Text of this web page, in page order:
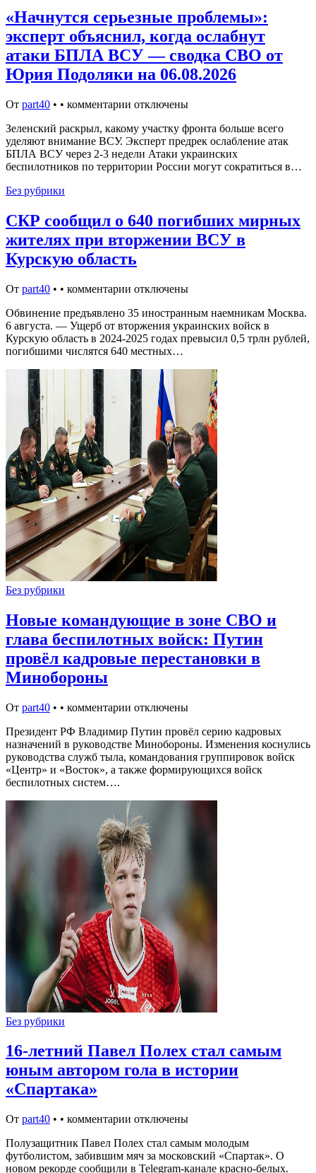
«Начнутся серьезные проблемы»:
эксперт объяснил, когда ослабнут
атаки БПЛА ВСУ — сводка СВО от
Юрия Подоляки на 06.08.2026
От part40 • • комментарии отключены
Зеленский раскрыл, какому участку фронта больше всего
уделяют внимание ВСУ. Эксперт предрек ослабление атак
БПЛА ВСУ через 2-3 недели Атаки украинских
беспилотников по территории России могут сократиться в…
Без рубрики
СКР сообщил о 640 погибших мирных
жителях при вторжении ВСУ в
Курскую область
От part40 • • комментарии отключены
Обвинение предъявлено 35 иностранным наемникам Москва.
6 августа. — Ущерб от вторжения украинских войск в
Курскую область в 2024-2025 годах превысил 0,5 трлн рублей,
погибшими числятся 640 местных…
Без рубрики
Новые командующие в зоне СВО и
глава беспилотных войск: Путин
провёл кадровые перестановки в
Минобороны
От part40 • • комментарии отключены
Президент РФ Владимир Путин провёл серию кадровых
назначений в руководстве Минобороны. Изменения коснулись
руководства служб тыла, командования группировок войск
«Центр» и «Восток», а также формирующихся войск
беспилотных систем….
Без рубрики
16-летний Павел Полех стал самым
юным автором гола в истории
«Спартака»
От part40 • • комментарии отключены
Полузащитник Павел Полех стал самым молодым
футболистом, забившим мяч за московский «Спартак». О
новом рекорде сообщили в Telegram-канале красно-белых.